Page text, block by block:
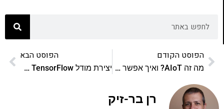
הפוסט הקודם
מה זה AIoT? ואיך אפשר להתחיל?
הפוסט הבא
יצירת מודל TensorFlow משלנו לסיווג תמונות
רן בר-זיק